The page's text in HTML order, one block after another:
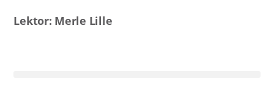
Lektor: Merle Lille